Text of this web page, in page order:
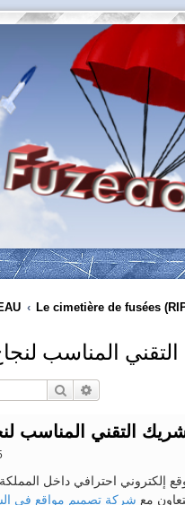
Le cimetière de fusées
المناسب
Rechercher
التقني المناسب
إلكتروني احترافي داخل
مع شركة تصميم مواقع في